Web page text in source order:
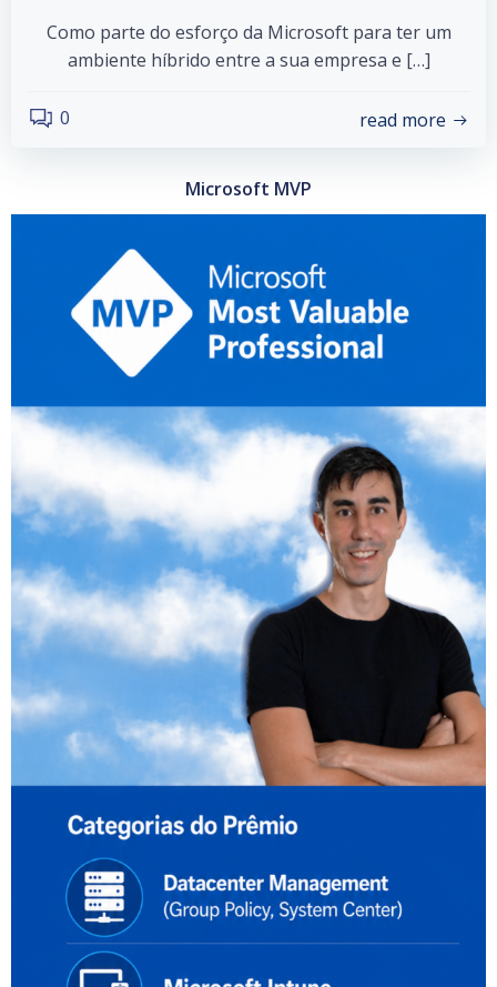
Como parte do esforço da Microsoft para ter um
ambiente híbrido entre a sua empresa e […]
0 read more
Microsoft MVP